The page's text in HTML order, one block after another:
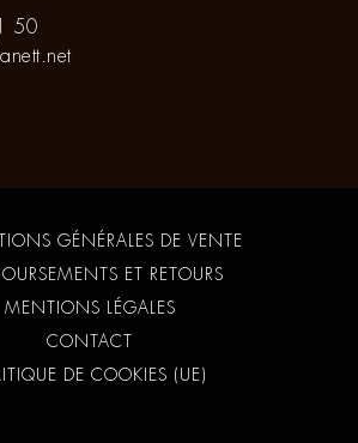
50
GÉNÉRALES DE VENTE
ET RETOURS
MENTIONS LÉGALES
CONTACT
DE COOKIES (UE)